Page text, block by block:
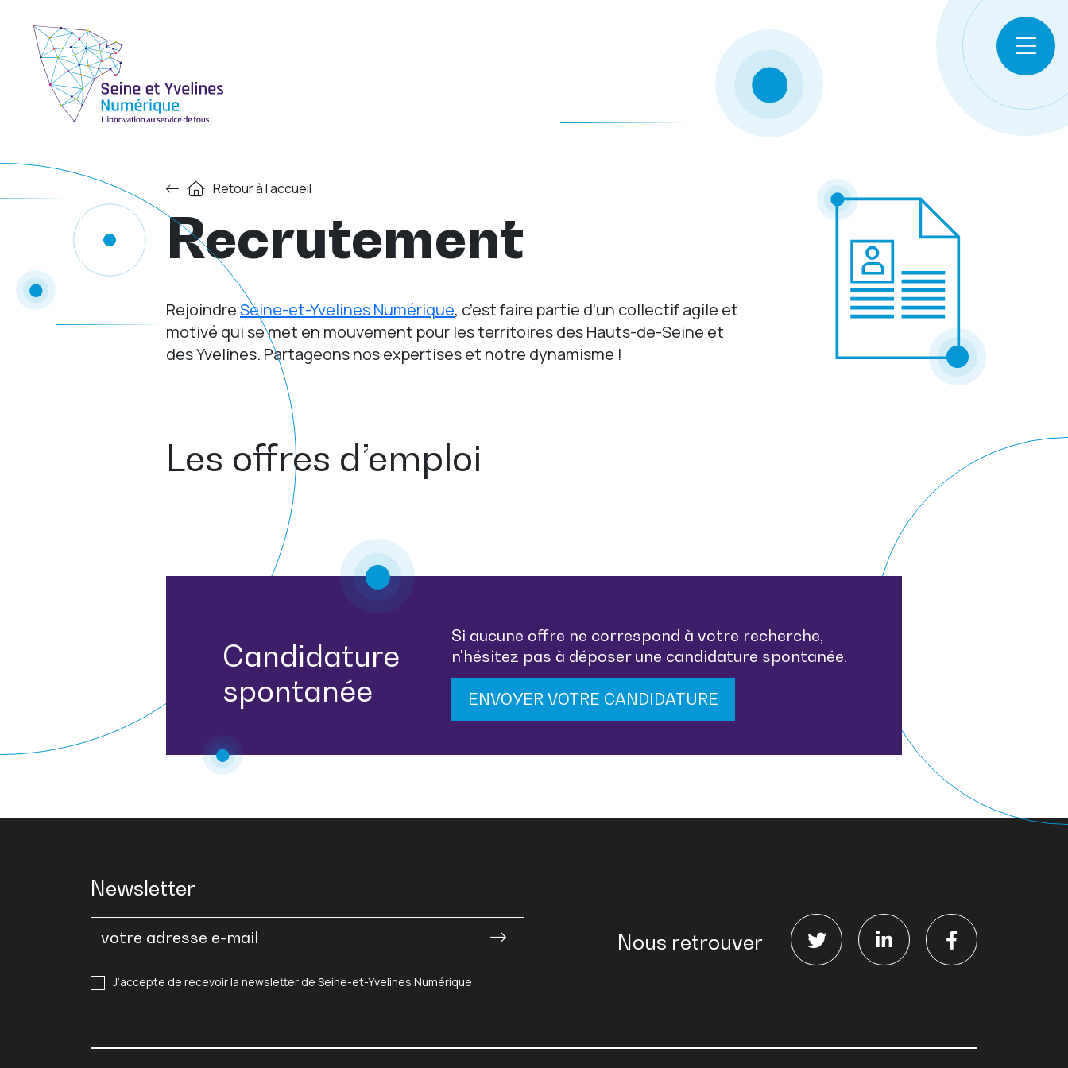
Retour à l’accueil
Recrutement
RejoindreSeine-et-Yvelines Numérique, c’est faire partie d’un collectif agile et
motivé qui se met en mouvement pour les territoires des Hauts-de-Seine et
des Yvelines. Partageons nos expertises et notre dynamisme !
Les offres d’emploi
Candidature
spontanée
Si aucune offre ne correspond à votre recherche,
n'hésitez pas à déposer une candidature spontanée.
ENVOYER VOTRE CANDIDATURE
Newsletter
J’accepte de recevoir la newsletter de Seine-et-Yvelines Numérique
Nous retrouver